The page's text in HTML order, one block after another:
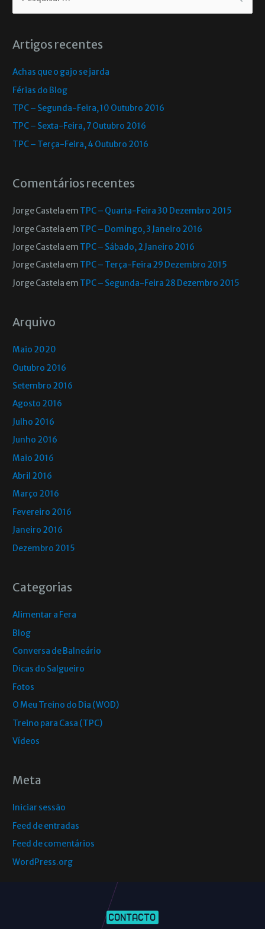
Artigos recentes
Achas que o gajo se jarda
Férias do Blog
TPC – Segunda-Feira, 10 Outubro 2016
TPC – Sexta-Feira, 7 Outubro 2016
TPC – Terça-Feira, 4 Outubro 2016
Comentários recentes
Jorge Castela em TPC – Quarta-Feira 30 Dezembro 2015
Jorge Castela em TPC – Domingo, 3 Janeiro 2016
Jorge Castela em TPC – Sábado, 2 Janeiro 2016
Jorge Castela em TPC – Terça-Feira 29 Dezembro 2015
Jorge Castela em TPC – Segunda-Feira 28 Dezembro 2015
Arquivo
Maio 2020
Outubro 2016
Setembro 2016
Agosto 2016
Julho 2016
Junho 2016
Maio 2016
Abril 2016
Março 2016
Fevereiro 2016
Janeiro 2016
Dezembro 2015
Categorias
Alimentar a Fera
Blog
Conversa de Balneário
Dicas do Salgueiro
Fotos
O Meu Treino do Dia (WOD)
Treino para Casa (TPC)
Vídeos
Meta
Iniciar sessão
Feed de entradas
Feed de comentários
WordPress.org
CONTACTO